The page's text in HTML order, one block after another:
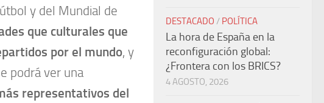
y del Mundial de
que culturales que
por el mundo, y
podrá ver una
representativos del
DESTACADO / POLÍTICA
La hora de España en la
reconfiguración global:
¿Frontera con los BRICS?
4 AGOSTO, 2026